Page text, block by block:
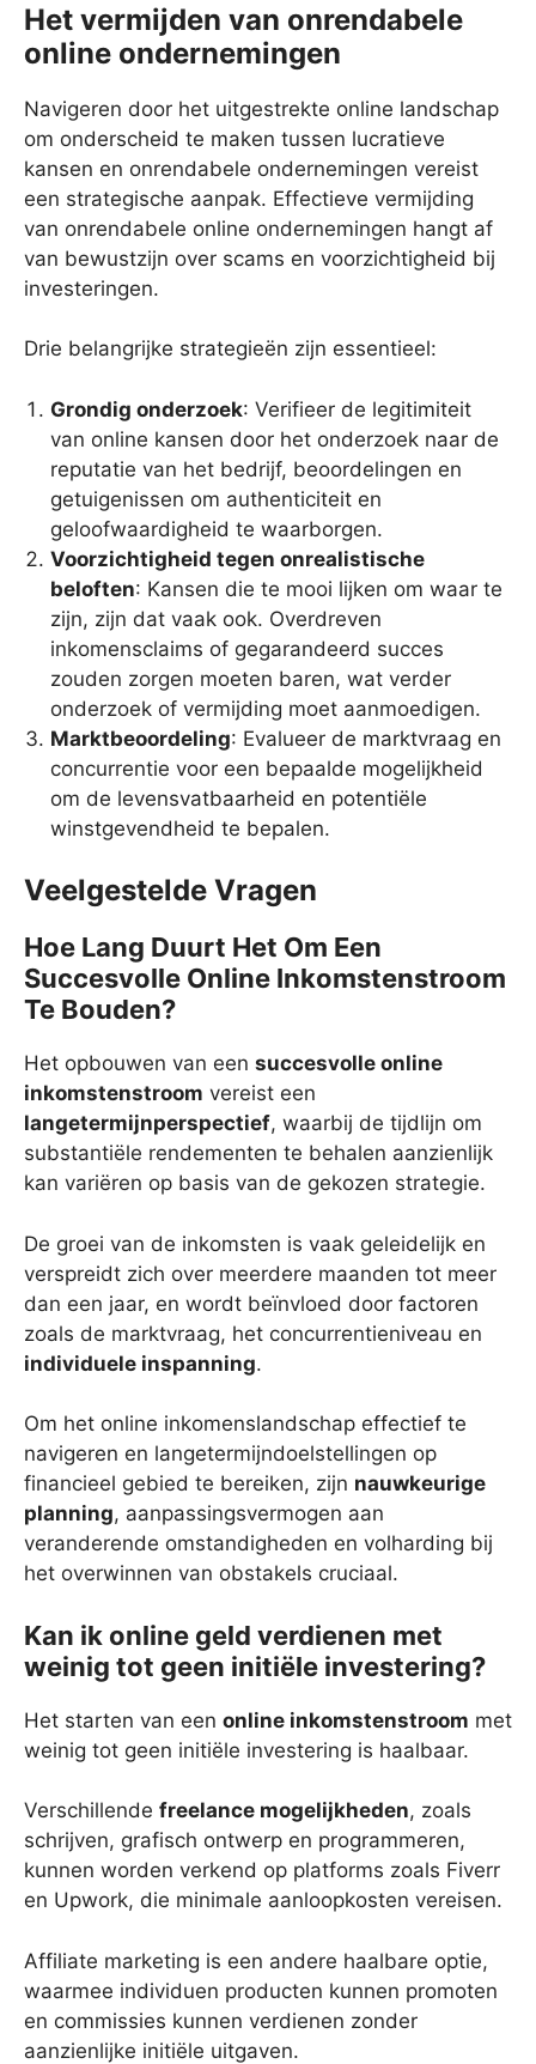
Het vermijden van onrendabele
online ondernemingen
Navigeren door het uitgestrekte online landschap
om onderscheid te maken tussen lucratieve
kansen en onrendabele ondernemingen vereist
een strategische aanpak. Effectieve vermijding
van onrendabele online ondernemingen hangt af
van bewustzijn over scams en voorzichtigheid bij
investeringen.
Drie belangrijke strategieën zijn essentieel:
Grondig onderzoek: Verifieer de legitimiteit
van online kansen door het onderzoek naar de
reputatie van het bedrijf, beoordelingen en
getuigenissen om authenticiteit en
geloofwaardigheid te waarborgen.
Voorzichtigheid tegen onrealistische
beloften: Kansen die te mooi lijken om waar te
zijn, zijn dat vaak ook. Overdreven
inkomensclaims of gegarandeerd succes
zouden zorgen moeten baren, wat verder
onderzoek of vermijding moet aanmoedigen.
Marktbeoordeling: Evalueer de marktvraag en
concurrentie voor een bepaalde mogelijkheid
om de levensvatbaarheid en potentiële
winstgevendheid te bepalen.
Veelgestelde Vragen
Hoe Lang Duurt Het Om Een
Succesvolle Online Inkomstenstroom
Te Bouden?
Het opbouwen van een succesvolle online
inkomstenstroom vereist een
langetermijnperspectief, waarbij de tijdlijn om
substantiële rendementen te behalen aanzienlijk
kan variëren op basis van de gekozen strategie.
De groei van de inkomsten is vaak geleidelijk en
verspreidt zich over meerdere maanden tot meer
dan een jaar, en wordt beïnvloed door factoren
zoals de marktvraag, het concurrentieniveau en
individuele inspanning.
Om het online inkomenslandschap effectief te
navigeren en langetermijndoelstellingen op
financieel gebied te bereiken, zijn nauwkeurige
planning, aanpassingsvermogen aan
veranderende omstandigheden en volharding bij
het overwinnen van obstakels cruciaal.
Kan ik online geld verdienen met
weinig tot geen initiële investering?
Het starten van een online inkomstenstroom met
weinig tot geen initiële investering is haalbaar.
Verschillende freelance mogelijkheden, zoals
schrijven, grafisch ontwerp en programmeren,
kunnen worden verkend op platforms zoals Fiverr
en Upwork, die minimale aanloopkosten vereisen.
Affiliate marketing is een andere haalbare optie,
waarmee individuen producten kunnen promoten
en commissies kunnen verdienen zonder
aanzienlijke initiële uitgaven.